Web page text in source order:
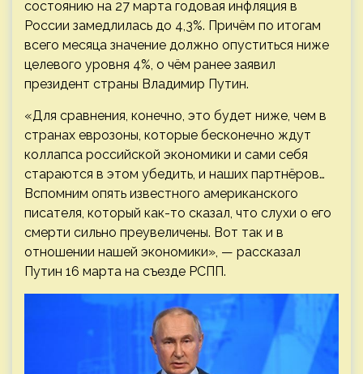
состоянию на 27 марта годовая инфляция в
России замедлилась до 4,3%. Причём по итогам
всего месяца значение должно опуститься ниже
целевого уровня 4%, о чём ранее заявил
президент страны Владимир Путин.
«Для сравнения, конечно, это будет ниже, чем в
странах еврозоны, которые бесконечно ждут
коллапса российской экономики и сами себя
стараются в этом убедить, и наших партнёров…
Вспомним опять известного американского
писателя, который как-то сказал, что слухи о его
смерти сильно преувеличены. Вот так и в
отношении нашей экономики», — рассказал
Путин 16 марта на съезде РСПП.